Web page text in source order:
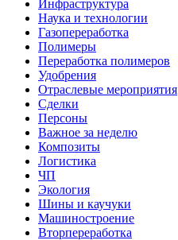
Инфраструктура
Наука и технологии
Газопереработка
Полимеры
Переработка полимеров
Удобрения
Отраслевые мероприятия
Сделки
Персоны
Важное за неделю
Композиты
Логистика
ЧП
Экология
Шины и каучуки
Машиностроение
Вторпереработка